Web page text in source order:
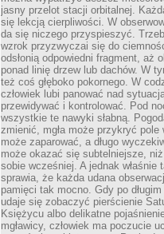
jasny przelot stacji orbitalnej.
się lekcją cierpliwości. W
da się niczego przyspieszyć.
wzrok przyzwyczai się do
odsłonią odpowiedni fragment, aż
ponad linię drzew lub dachów. W
też coś głęboko pokornego. W
człowiek lubi panować nad
przewidywać i kontrolować. Pod
wszystkie te nawyki słabną.
zmienić, mgła może przykryć pole
może zaparować, a długo
może okazać się subtelniejsze,
sobie wcześniej. A jednak właśnie
sprawia, że każda udana
pamięci tak mocno. Gdy po
udaje się zobaczyć pierścienie
Księżycu albo delikatne
mgławicy, człowiek ma poczucie